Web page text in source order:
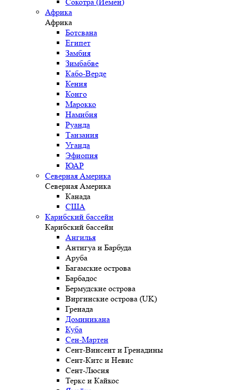
Африка
Африка
Ботсвана
Египет
Замбия
Зимбабве
Кабо-Верде
Кения
Конго
Марокко
Намибия
Руанда
Танзания
Уганда
Эфиопия
ЮАР
Северная Америка
Северная Америка
Канада
США
Карибский бассейн
Карибский бассейн
Ангилья
Антигуа и Барбуда
Аруба
Багамские острова
Барбадос
Бермудские острова
Виргинские острова (UK)
Гренада
Доминикана
Куба
Сен-Мартен
Сент-Винсент и Гренадины
Сент-Китс и Невис
Сент-Люсия
Теркс и Кайкос